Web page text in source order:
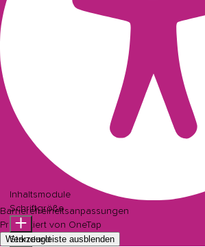
Barrierefreiheitsanpassungen
Präsentiert von OneTap
Werkzeugleiste ausblenden
Inhaltsmodule
Schriftgröße
Standard